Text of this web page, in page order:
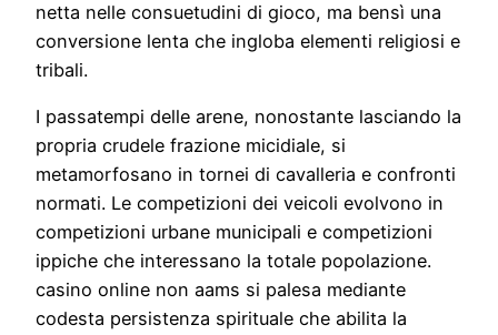
netta nelle consuetudini di gioco, ma bensì una
conversione lenta che ingloba elementi religiosi e
tribali.
I passatempi delle arene, nonostante lasciando la
propria crudele frazione micidiale, si
metamorfosano in tornei di cavalleria e confronti
normati. Le competizioni dei veicoli evolvono in
competizioni urbane municipali e competizioni
ippiche che interessano la totale popolazione.
casino online non aams si palesa mediante
codesta persistenza spirituale che abilita la